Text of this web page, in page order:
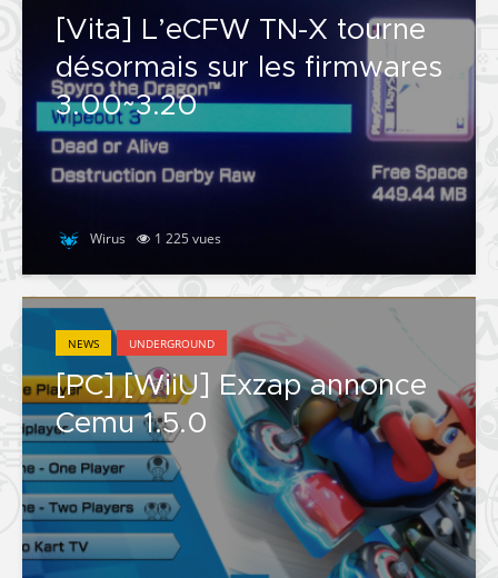
[Vita] L’eCFW TN-X tourne
désormais sur les firmwares
3.00~3.20
Wirus 1 225 vues
NEWS UNDERGROUND
[PC] [WiiU] Exzap annonce
Cemu 1.5.0